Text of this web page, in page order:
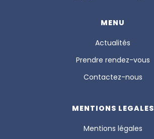
MENU
Actualités
Prendre rendez-vous
Contactez-nous
MENTIONS LEGALES
Mentions légales